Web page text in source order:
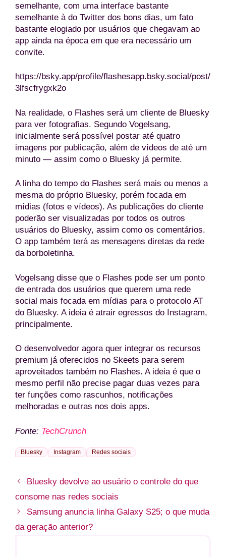
semelhante, com uma interface bastante
semelhante à do Twitter dos bons dias, um fato
bastante elogiado por usuários que chegavam ao
app ainda na época em que era necessário um
convite.
https://bsky.app/profile/flashesapp.bsky.social/post/
3lfscfrygxk2o
Na realidade, o Flashes será um cliente de Bluesky
para ver fotografias. Segundo Vogelsang,
inicialmente será possível postar até quatro
imagens por publicação, além de vídeos de até um
minuto — assim como o Bluesky já permite.
A linha do tempo do Flashes será mais ou menos a
mesma do próprio Bluesky, porém focada em
mídias (fotos e vídeos). As publicações do cliente
poderão ser visualizadas por todos os outros
usuários do Bluesky, assim como os comentários.
O app também terá as mensagens diretas da rede
da borboletinha.
Vogelsang disse que o Flashes pode ser um ponto
de entrada dos usuários que querem uma rede
social mais focada em mídias para o protocolo AT
do Bluesky. A ideia é atrair egressos do Instagram,
principalmente.
O desenvolvedor agora quer integrar os recursos
premium já oferecidos no Skeets para serem
aproveitados também no Flashes. A ideia é que o
mesmo perfil não precise pagar duas vezes para
ter funções como rascunhos, notificações
melhoradas e outras nos dois apps.
Fonte: TechCrunch
Bluesky Instagram Redes sociais
Bluesky devolve ao usuário o controle do que
consome nas redes sociais
Samsung anuncia linha Galaxy S25; o que muda
da geração anterior?